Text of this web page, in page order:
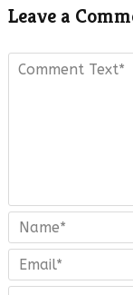
Leave a